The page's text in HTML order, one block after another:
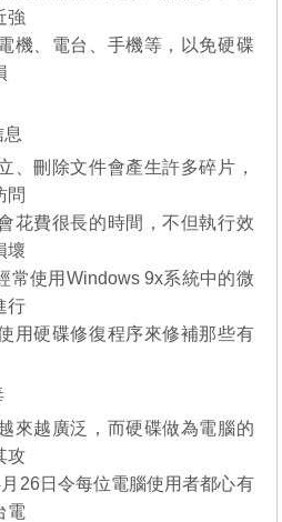
強
機、電台、手機等，以免硬碟
息
刪除文件會產生許多碎片，
問
花費很長的時間，不但執行效
壞
常使用Windows 9x系統中的微
行
用硬碟修復程序來修補那些有
來越廣泛，而硬碟做為電腦的
攻
26日令每位電腦使用者都心有
電